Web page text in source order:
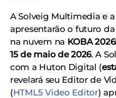
A Solveig Multimedia e
apresentarão o futuro
na nuvem na KOBA
15 de maio de 2026. A
com a Huton Digital (
revelará seu Editor de
(HTML5 Video Editor)